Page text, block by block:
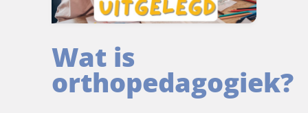
Wat is
orthopedagogiek?